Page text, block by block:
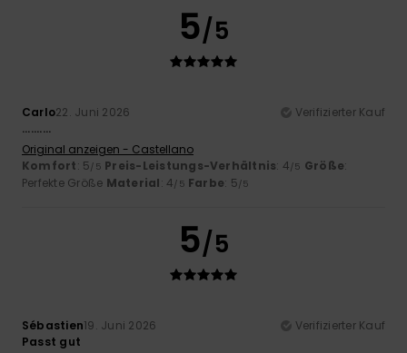
5/5
Carlo22. Juni 2026
Verifizierter Kauf
..........
Original anzeigen - Castellano
Komfort: 5/5 Preis-Leistungs-Verhältnis: 4/5 Größe:
Perfekte Größe Material: 4/5 Farbe: 5/5
5/5
Sébastien19. Juni 2026
Verifizierter Kauf
Passt gut